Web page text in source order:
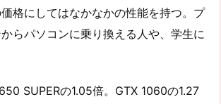
格にしてはなかなかの性能を持つ。プ
らパソコンに乗り換える人や、学生に
SUPERの1.05倍。GTX 1060の1.27